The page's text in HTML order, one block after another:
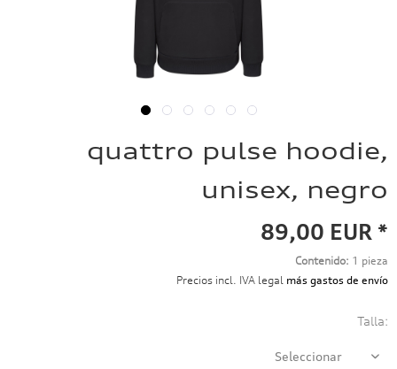
quattro pulse hoodie,
unisex, negro
89,00 EUR *
Contenido: 1 pieza
Precios incl. IVA legal más gastos de envío
Talla: